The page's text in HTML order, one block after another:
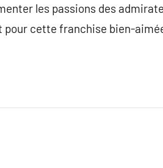
les passions des
pour cette franchise bien-